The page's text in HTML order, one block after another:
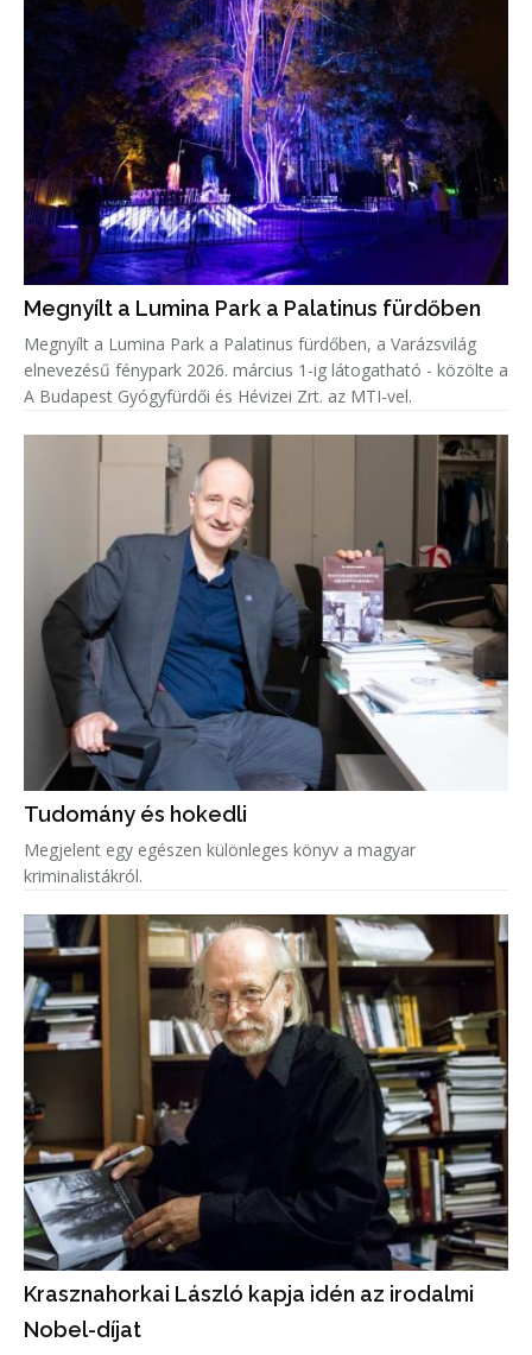
Megnyílt a Lumina Park a Palatinus fürdőben
Megnyílt a Lumina Park a Palatinus fürdőben, a Varázsvilág
elnevezésű fénypark 2026. március 1-ig látogatható - közölte a
A Budapest Gyógyfürdői és Hévizei Zrt. az MTI-vel.
Tudomány és hokedli
Megjelent egy egészen különleges könyv a magyar
kriminalistákról.
Krasznahorkai László kapja idén az irodalmi
Nobel-díjat